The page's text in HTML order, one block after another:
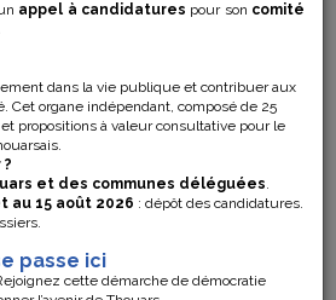
appel à candidatures pour son comité
dans la vie publique et contribuer aux
Cet organe indépendant, composé de 25
propositions à valeur consultative pour le
et des communes déléguées.
au 15 août 2026 : dépôt des candidatures.
passe ici
cette démarche de démocratie
DE NAVIGATION...
PAR
que les procurations pour le
des législatives se font à la Police
ou en ligne.